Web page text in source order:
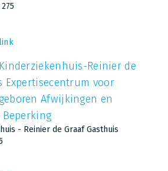
Reinier de
Expertisecentrum voor
Afwijkingen en
- Reinier de Graaf Gasthuis